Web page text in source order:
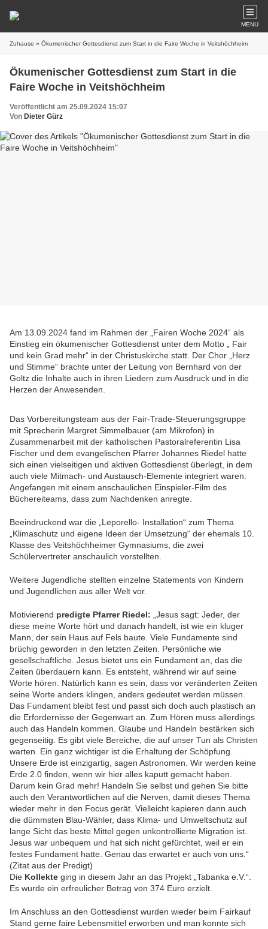
MENU
Zuhause » Ökumenischer Gottesdienst zum Start in die Faire Woche in Veitshöchheim
Ökumenischer Gottesdienst zum Start in die
Faire Woche in Veitshöchheim
Veröffentlicht am 25.09.2024 15:07
Von Dieter Gürz
Am 13.09.2024 fand im Rahmen der „Fairen Woche 2024“ als
Einstieg ein ökumenischer Gottesdienst unter dem Motto „ Fair
und kein Grad mehr“ in der Christuskirche statt. Der Chor „Herz
und Stimme“ brachte unter der Leitung von Bernhard von der
Goltz die Inhalte auch in ihren Liedern zum Ausdruck und in die
Herzen der Anwesenden.
Das Vorbereitungsteam aus der Fair-Trade-Steuerungsgruppe
mit Sprecherin Margret Simmelbauer (am Mikrofon) in
Zusammenarbeit mit der katholischen Pastoralreferentin Lisa
Fischer und dem evangelischen Pfarrer Johannes Riedel hatte
sich einen vielseitigen und aktiven Gottesdienst überlegt, in dem
auch viele Mitmach- und Austausch-Elemente integriert waren.
Angefangen mit einem anschaulichen Einspieler-Film des
Büchereiteams, dass zum Nachdenken anregte.
Beeindruckend war die „Leporello- Installation“ zum Thema
„Klimaschutz und eigene Ideen der Umsetzung“ der ehemals 10.
Klasse des Veitshöchheimer Gymnasiums, die zwei
Schülervertreter anschaulich vorstellten.
Weitere Jugendliche stellten einzelne Statements von Kindern
und Jugendlichen aus aller Welt vor.
Motivierend predigte Pfarrer Riedel: „Jesus sagt: Jeder, der
diese meine Worte hört und danach handelt, ist wie ein kluger
Mann, der sein Haus auf Fels baute. Viele Fundamente sind
brüchig geworden in den letzten Zeiten. Persönliche wie
gesellschaftliche. Jesus bietet uns ein Fundament an, das die
Zeiten überdauern kann. Es entsteht, während wir auf seine
Worte hören. Natürlich kann es sein, dass vor veränderten Zeiten
seine Worte anders klingen, anders gedeutet werden müssen.
Das Fundament bleibt fest und passt sich doch auch plastisch an
die Erfordernisse der Gegenwart an. Zum Hören muss allerdings
auch das Handeln kommen. Glaube und Handeln bestärken sich
gegenseitig. Es gibt viele Bereiche, die auf unser Tun als Christen
warten. Ein ganz wichtiger ist die Erhaltung der Schöpfung.
Unsere Erde ist einzigartig, sagen Astronomen. Wir werden keine
Erde 2.0 finden, wenn wir hier alles kaputt gemacht haben.
Darum kein Grad mehr! Handeln Sie selbst und gehen Sie bitte
auch den Verantwortlichen auf die Nerven, damit dieses Thema
wieder mehr in den Focus gerät. Vielleicht kapieren dann auch
die dümmsten Blau-Wähler, dass Klima- und Umweltschutz auf
lange Sicht das beste Mittel gegen unkontrollierte Migration ist.
Jesus war unbequem und hat sich nicht gefürchtet, weil er ein
festes Fundament hatte. Genau das erwartet er auch von uns.“
(Zitat aus der Predigt)
Die Kollekte ging in diesem Jahr an das Projekt „Tabanka e.V.“.
Es wurde ein erfreulicher Betrag von 374 Euro erzielt.
Im Anschluss an den Gottesdienst wurden wieder beim Fairkauf
Stand gerne faire Lebensmittel erworben und man konnte sich